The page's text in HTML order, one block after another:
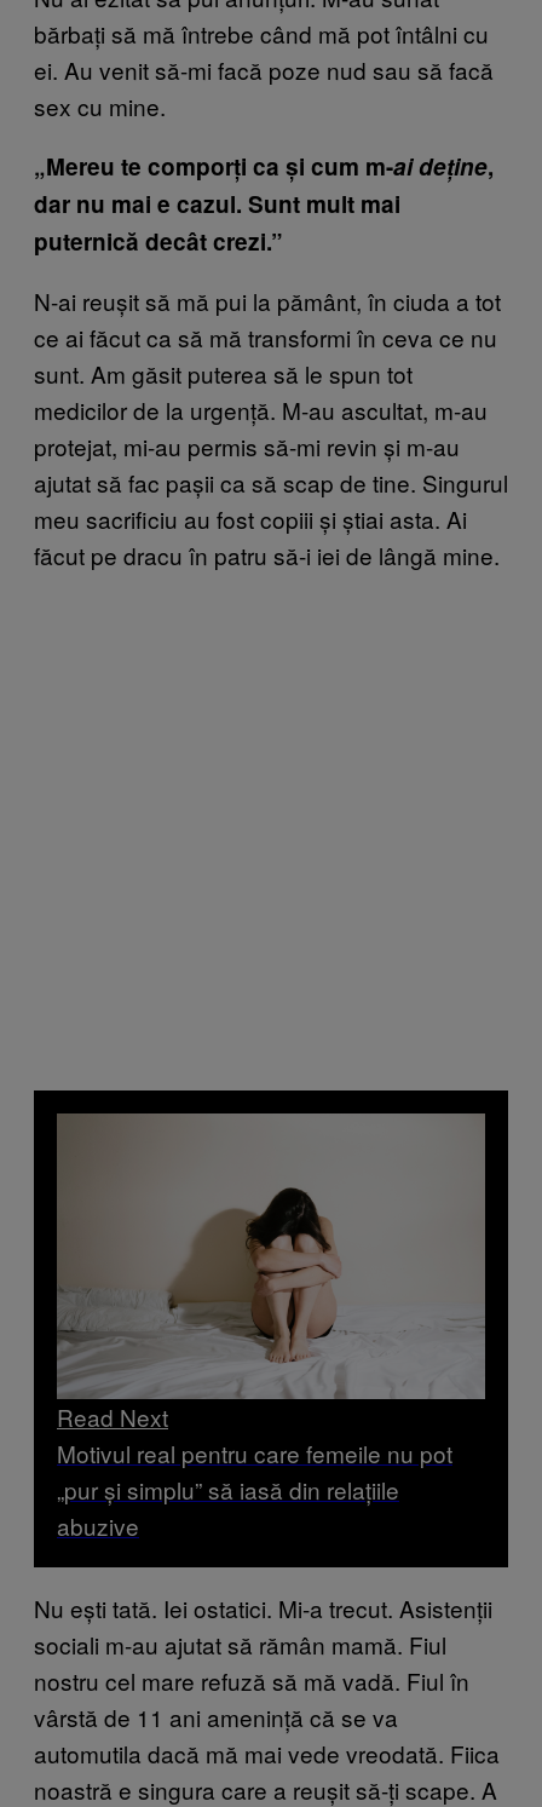
bărbați să mă întrebe când mă pot întâlni cu
ei. Au venit să-mi facă poze nud sau să facă
sex cu mine.
„Mereu te comporți ca și cum m-aideține,
dar nu mai e cazul. Sunt mult mai
puternică decât crezi.”
N-ai reușit să mă pui la pământ, în ciuda a tot
ce ai făcut ca să mă transformi în ceva ce nu
sunt. Am găsit puterea să le spun tot
medicilor de la urgență. M-au ascultat, m-au
protejat, mi-au permis să-mi revin și m-au
ajutat să fac pașii ca să scap de tine. Singurul
meu sacrificiu au fost copiii și știai asta. Ai
făcut pe dracu în patru să-i iei de lângă mine.
Read Next
Motivul real pentru care femeile nu pot
„pur și simplu” să iasă din relațiile
abuzive
Nu ești tată. Iei ostatici. Mi-a trecut. Asistenții
sociali m-au ajutat să rămân mamă. Fiul
nostru cel mare refuză să mă vadă. Fiul în
vârstă de 11 ani amenință că se va
automutila dacă mă mai vede vreodată. Fiica
noastră e singura care a reușit să-ți scape. A